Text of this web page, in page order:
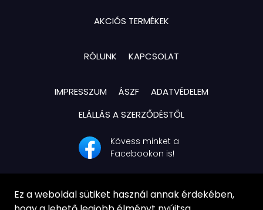
AKCIÓS TERMÉKEK
RÓLUNK KAPCSOLAT
IMPRESSZUM ÁSZF
ADATVÉDELEM
ELÁLLÁS A SZERZŐDÉSTŐL
Kövess minket a
Facebookon is!
Ez a weboldal sütiket használ annak érdekében,